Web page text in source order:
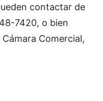
contactar de
7420, o bien
Comercial,